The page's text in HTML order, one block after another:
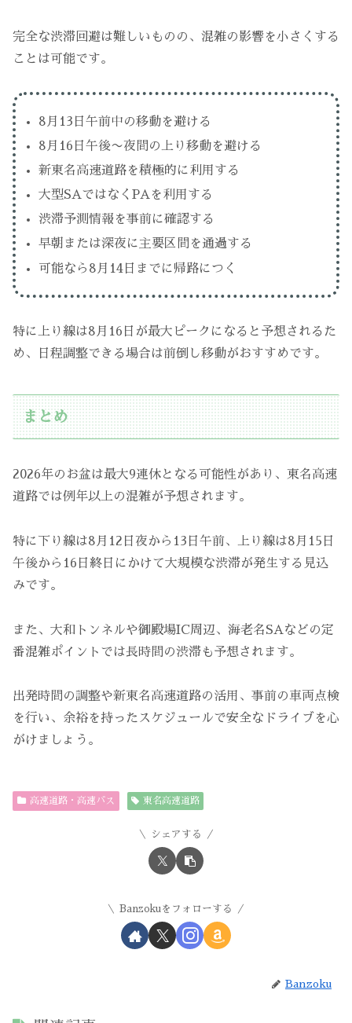
完全な渋滞回避は難しいものの、混雑の影響を小さくする
ことは可能です。
8月13日午前中の移動を避ける
8月16日午後〜夜間の上り移動を避ける
新東名高速道路を積極的に利用する
大型SAではなくPAを利用する
渋滞予測情報を事前に確認する
早朝または深夜に主要区間を通過する
可能なら8月14日までに帰路につく
特に上り線は8月16日が最大ピークになると予想されるた
め、日程調整できる場合は前倒し移動がおすすめです。
まとめ
2026年のお盆は最大9連休となる可能性があり、東名高速
道路では例年以上の混雑が予想されます。
特に下り線は8月12日夜から13日午前、上り線は8月15日
午後から16日終日にかけて大規模な渋滞が発生する見込
みです。
また、大和トンネルや御殿場IC周辺、海老名SAなどの定
番混雑ポイントでは長時間の渋滞も予想されます。
出発時間の調整や新東名高速道路の活用、事前の車両点検
を行い、余裕を持ったスケジュールで安全なドライブを心
がけましょう。
高速道路・高速バス 東名高速道路
シェアする
Banzokuをフォローする
Banzoku